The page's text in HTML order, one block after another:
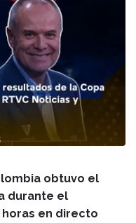
obtuvo el
durante el
en directo